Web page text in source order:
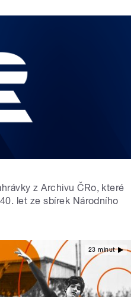
z Archivu ČRo, které
let ze sbírek Národního
23 minut